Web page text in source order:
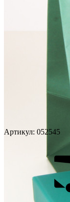
Артикул: 052545